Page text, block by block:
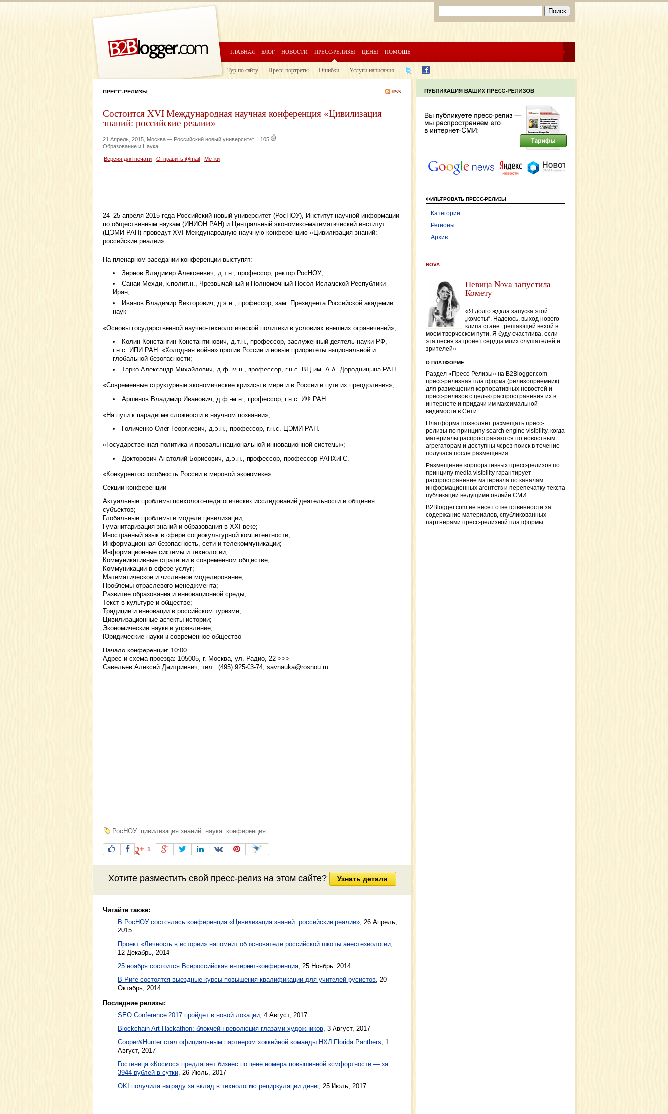
ГЛАВНАЯ БЛОГ НОВОСТИ ПРЕСС-РЕЛИЗЫ ЦЕНЫ ПОМОЩЬ
Тур по сайту Пресс-портреты Ошибки Услуги написания
ПРЕСС-РЕЛИЗЫ
Состоится XVI Международная научная конференция «Цивилизация
знаний: российские реалии»
21 Апрель, 2015, Москва — Российский новый университет | 105
Образование и Наука
Версия для печати Отправить @mail Метки
24–25 апреля 2015 года Российский новый университет (РосНОУ), Институт научной информации
по общественным наукам (ИНИОН РАН) и Центральный экономико-математический институт
(ЦЭМИ РАН) проведут XVI Международную научную конференцию «Цивилизация знаний:
российские реалии».
На пленарном заседании конференции выступят:
Зернов Владимир Алексеевич, д.т.н., профессор, ректор РосНОУ;
Санаи Мехди, к.полит.н., Чрезвычайный и Полномочный Посол Исламской Республики
Иран;
Иванов Владимир Викторович, д.э.н., профессор, зам. Президента Российской академии
наук
«Основы государственной научно-технологической политики в условиях внешних ограничений»;
Колин Константин Константинович, д.т.н., профессор, заслуженный деятель науки РФ,
г.н.с. ИПИ РАН. «Холодная война» против России и новые приоритеты национальной и
глобальной безопасности;
Тарко Александр Михайлович, д.ф.-м.н., профессор, г.н.с. ВЦ им. А.А. Дородницына РАН.
«Современные структурные экономические кризисы в мире и в России и пути их преодоления»;
Аршинов Владимир Иванович, д.ф.-м.н., профессор, г.н.с. ИФ РАН.
«На пути к парадигме сложности в научном познании»;
Голиченко Олег Георгиевич, д.э.н., профессор, г.н.с. ЦЭМИ РАН.
«Государственная политика и провалы национальной инновационной системы»;
Докторович Анатолий Борисович, д.э.н., профессор, профессор РАНХиГС.
«Конкурентоспособность России в мировой экономике».
Секции конференции:
Актуальные проблемы психолого-педагогических исследований деятельности и общения
субъектов;
Глобальные проблемы и модели цивилизации;
Гуманитаризация знаний и образования в XXI веке;
Иностранный язык в сфере социокультурной компетентности;
Информационная безопасность, сети и телекоммуникации;
Информационные системы и технологии;
Коммуникативные стратегии в современном обществе;
Коммуникации в сфере услуг;
Математическое и численное моделирование;
Проблемы отраслевого менеджмента;
Развитие образования и инновационной среды;
Текст в культуре и обществе;
Традиции и инновации в российском туризме;
Цивилизационные аспекты истории;
Экономические науки и управление;
Юридические науки и современное общество
Начало конференции: 10:00
Адрес и схема проезда: 105005, г. Москва, ул. Радио, 22 >>>
Савельев Алексей Дмитриевич, тел.: (495) 925-03-74; savnauka@rosnou.ru
РосНОУ цивилизация знаний наука конференция
1
Хотите разместить свой пресс-релиз на этом сайте? Узнать детали
Читайте также:
В РосНОУ состоялась конференция «Цивилизация знаний: российские реалии», 26 Апрель,
2015
Проект «Личность в истории» напомнит об основателе российской школы анестезиологии
12 Декабрь, 2014
25 ноября состоится Всероссийская интернет-конференция 25 Ноябрь, 2014
В Риге состоятся выездные курсы повышения квалификации для учителей-русистов 20
Октябрь, 2014
Последние релизы:
SEO Conference 2017 пройдет в новой локации, 4 Август, 2017
Blockchain Art-Hackathon: блокчейн-революция глазами художников , 3 Август, 2017
Cooper&Hunter стал официальным партнером хоккейной команды НХЛ Florida Panthers , 1
Август, 2017
Гостиница «Космос» предлагает бизнес по цене номера повышенной комфортности — за
3944 рублей в сутки, 26 Июль, 2017
OKI получила награду за вклад в технологию рециркуляции денег, 25 Июль, 2017
ФИЛЬТРОВАТЬ ПРЕСС-РЕЛИЗЫ
Категории
Регионы
Архив
NOVA
Певица Nova запустила
Комету
«Я долго ждала запуска этой
„кометы“. Надеюсь, выход нового
клипа станет решающей вехой в
моем творческом пути. Я буду счастлива, если
эта песня затронет сердца моих слушателей и
зрителей»
О ПЛАТФОРМЕ
Раздел «Пресс-Релизы» на B2Blogger.com —
пресс-релизная платформа (релизоприёмник)
для размещения корпоративных новостей и
пресс-релизов с целью распространения их в
интернете и придачи им максимальной
видимости в Сети.
Платформа позволяет размещать пресс-
релизы по принципу search engine visibility, когда
материалы распространяются по новостным
агрегаторам и доступны через поиск в течение
получаса после размещения.
Размещение корпоративных пресс-релизов по
принципу media visibility гарантирует
распространение материала по каналам
информационных агентств и перепечатку текста
публикации ведущими онлайн СМИ.
B2Blogger.com не несет ответственности за
содержание материалов, опубликованных
партнерами пресс-релизной платформы.